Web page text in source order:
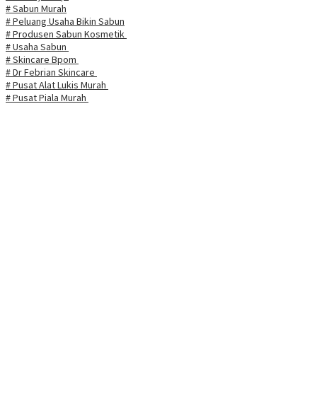
# Sabun Murah
# Peluang Usaha Bikin Sabun
# Produsen Sabun Kosmetik
# Usaha Sabun
# Skincare Bpom
# Dr Febrian Skincare
# Pusat Alat Lukis Murah
# Pusat Piala Murah